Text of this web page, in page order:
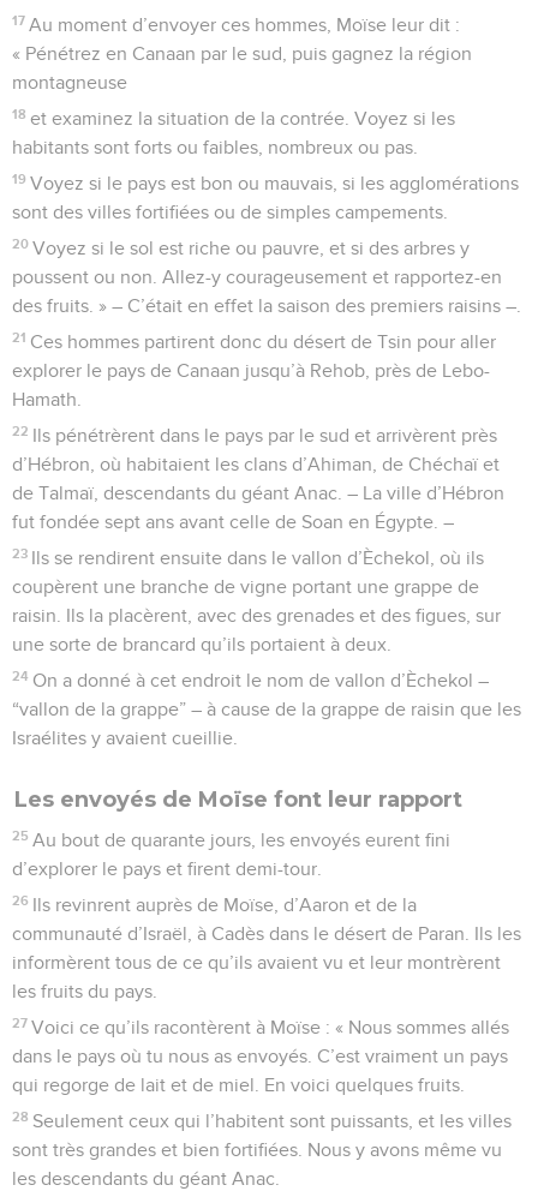
17 Au moment d’envoyer ces hommes, Moïse leur dit :
« Pénétrez en Canaan par le sud, puis gagnez la région
montagneuse
18 et examinez la situation de la contrée. Voyez si les
habitants sont forts ou faibles, nombreux ou pas.
19 Voyez si le pays est bon ou mauvais, si les agglomérations
sont des villes fortifiées ou de simples campements.
20 Voyez si le sol est riche ou pauvre, et si des arbres y
poussent ou non. Allez-y courageusement et rapportez-en
des fruits. » – C’était en effet la saison des premiers raisins –.
21 Ces hommes partirent donc du désert de Tsin pour aller
explorer le pays de Canaan jusqu’à Rehob, près de Lebo-
Hamath.
22 Ils pénétrèrent dans le pays par le sud et arrivèrent près
d’Hébron, où habitaient les clans d’Ahiman, de Chéchaï et
de Talmaï, descendants du géant Anac. – La ville d’Hébron
fut fondée sept ans avant celle de Soan en Égypte. –
23 Ils se rendirent ensuite dans le vallon d’Èchekol, où ils
coupèrent une branche de vigne portant une grappe de
raisin. Ils la placèrent, avec des grenades et des figues, sur
une sorte de brancard qu’ils portaient à deux.
24 On a donné à cet endroit le nom de vallon d’Èchekol –
“vallon de la grappe” – à cause de la grappe de raisin que les
Israélites y avaient cueillie.
Les envoyés de Moïse font leur rapport
25 Au bout de quarante jours, les envoyés eurent fini
d’explorer le pays et firent demi-tour.
26 Ils revinrent auprès de Moïse, d’Aaron et de la
communauté d’Israël, à Cadès dans le désert de Paran. Ils les
informèrent tous de ce qu’ils avaient vu et leur montrèrent
les fruits du pays.
27 Voici ce qu’ils racontèrent à Moïse : « Nous sommes allés
dans le pays où tu nous as envoyés. C’est vraiment un pays
qui regorge de lait et de miel. En voici quelques fruits.
28 Seulement ceux qui l’habitent sont puissants, et les villes
sont très grandes et bien fortifiées. Nous y avons même vu
les descendants du géant Anac.